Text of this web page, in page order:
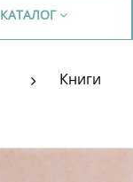
КАТАЛОГ
Книги